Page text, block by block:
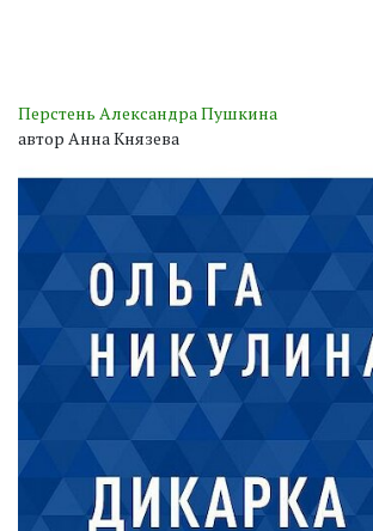
Перстень Александра Пушкина
автор Анна Князева